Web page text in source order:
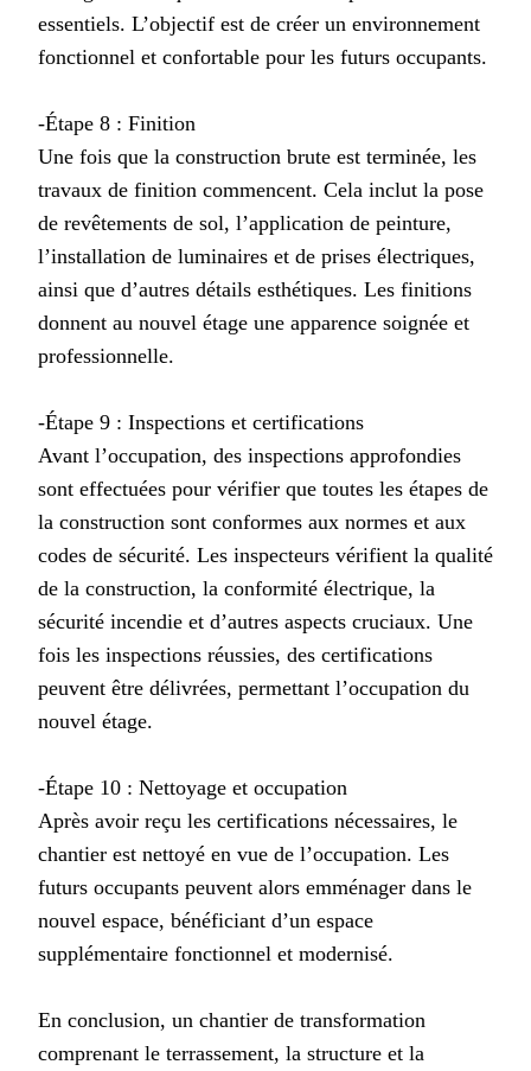
essentiels. L’objectif est de créer un environnement
fonctionnel et confortable pour les futurs occupants.
-Étape 8 : Finition
Une fois que la construction brute est terminée, les
travaux de finition commencent. Cela inclut la pose
de revêtements de sol, l’application de peinture,
l’installation de luminaires et de prises électriques,
ainsi que d’autres détails esthétiques. Les finitions
donnent au nouvel étage une apparence soignée et
professionnelle.
-Étape 9 : Inspections et certifications
Avant l’occupation, des inspections approfondies
sont effectuées pour vérifier que toutes les étapes de
la construction sont conformes aux normes et aux
codes de sécurité. Les inspecteurs vérifient la qualité
de la construction, la conformité électrique, la
sécurité incendie et d’autres aspects cruciaux. Une
fois les inspections réussies, des certifications
peuvent être délivrées, permettant l’occupation du
nouvel étage.
-Étape 10 : Nettoyage et occupation
Après avoir reçu les certifications nécessaires, le
chantier est nettoyé en vue de l’occupation. Les
futurs occupants peuvent alors emménager dans le
nouvel espace, bénéficiant d’un espace
supplémentaire fonctionnel et modernisé.
En conclusion, un chantier de transformation
comprenant le terrassement, la structure et la